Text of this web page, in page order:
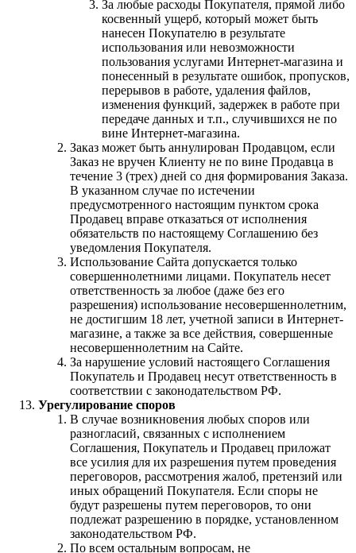
За любые расходы Покупателя, прямой либо
косвенный ущерб, который может быть
нанесен Покупателю в результате
использования или невозможности
пользования услугами Интернет-магазина и
понесенный в результате ошибок, пропусков,
перерывов в работе, удаления файлов,
изменения функций, задержек в работе при
передаче данных и т.п., случившихся не по
вине Интернет-магазина.
Заказ может быть аннулирован Продавцом, если
Заказ не вручен Клиенту не по вине Продавца в
течение 3 (трех) дней со дня формирования Заказа.
В указанном случае по истечении
предусмотренного настоящим пунктом срока
Продавец вправе отказаться от исполнения
обязательств по настоящему Соглашению без
уведомления Покупателя.
Использование Сайта допускается только
совершеннолетними лицами. Покупатель несет
ответственность за любое (даже без его
разрешения) использование несовершеннолетним,
не достигшим 18 лет, учетной записи в Интернет-
магазине, а также за все действия, совершенные
несовершеннолетним на Сайте.
За нарушение условий настоящего Соглашения
Покупатель и Продавец несут ответственность в
соответствии с законодательством РФ.
Урегулирование споров
В случае возникновения любых споров или
разногласий, связанных с исполнением
Соглашения, Покупатель и Продавец приложат
все усилия для их разрешения путем проведения
переговоров, рассмотрения жалоб, претензий или
иных обращений Покупателя. Если споры не
будут разрешены путем переговоров, то они
подлежат разрешению в порядке, установленном
законодательством РФ.
По всем остальным вопросам, не